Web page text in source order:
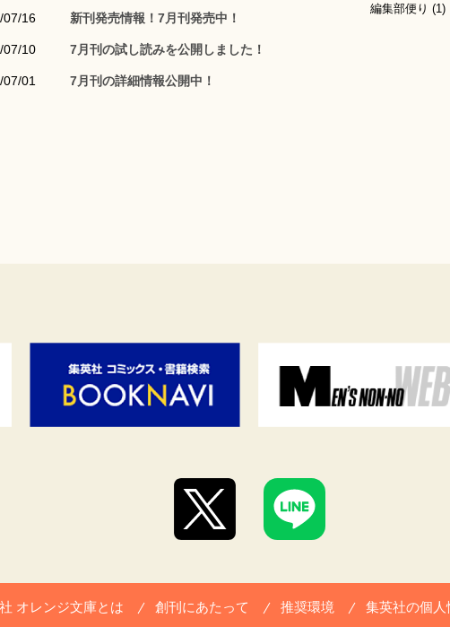
07/16 新刊発売情報！7月刊発売中！
07/10 7月刊の試し読みを公開しました！
01 7月刊の詳細情報公開中！
編集部便り (1)
社 オレンジ文庫とは 創刊にあたって 推奨環境 集英社の個